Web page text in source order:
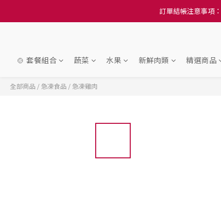
訂單結帳注意事項
訂單結帳注意事項
訂單結帳注意事項
🍲 套餐組合 蔬菜 水果 新鮮肉類 精選商品
全部商品 / 急凍食品 / 急凍雞肉